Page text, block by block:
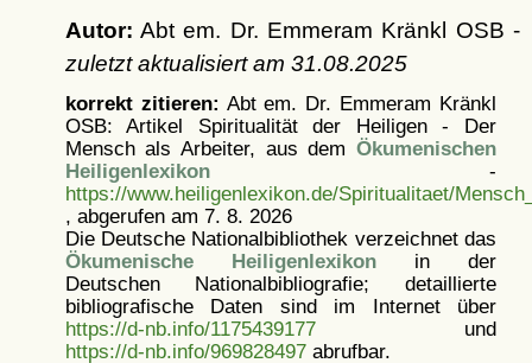
Autor: Abt em. Dr. Emmeram Kränkl OSB -
zuletzt aktualisiert am 31.08.2025
korrekt zitieren: Abt em. Dr. Emmeram Kränkl
OSB: Artikel Spiritualität der Heiligen - Der
Mensch als Arbeiter, aus dem Ökumenischen
Heiligenlexikon-
https://www.heiligenlexikon.de/Spiritualitaet/
, abgerufen am 7. 8. 2026
Die Deutsche Nationalbibliothek verzeichnet das
Ökumenische Heiligenlexikonin der
Deutschen Nationalbibliografie; detaillierte
bibliografische Daten sind im Internet über
https://d-nb.info/1175439177und
https://d-nb.info/969828497abrufbar.